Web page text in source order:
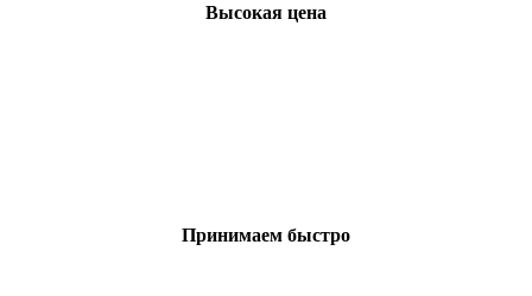
Высокая цена
Принимаем быстро